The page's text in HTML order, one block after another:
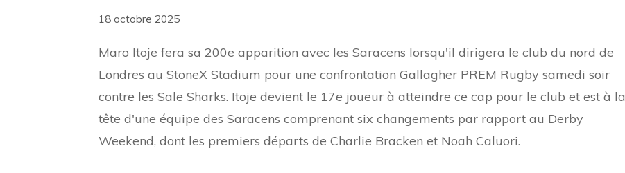
18 octobre 2025
Maro Itoje fera sa 200e apparition avec les Saracens lorsqu'il dirigera le club du nord de
Londres au StoneX Stadium pour une confrontation Gallagher PREM Rugby samedi soir
contre les Sale Sharks. Itoje devient le 17e joueur à atteindre ce cap pour le club et est à la
tête d'une équipe des Saracens comprenant six changements par rapport au Derby
Weekend, dont les premiers départs de Charlie Bracken et Noah Caluori.